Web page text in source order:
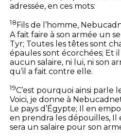
adressée, en ces mots:
18 Fils de l’homme,
A fait faire à son armée un
Tyr; Toutes les têtes sont
épaules sont écorchées; Et
aucun salaire, ni lui, ni son
qu’il a fait contre elle.
19C’est pourquoi ainsi parle
Voici, je donne à
Le pays d’Égypte; Il en
en prendra les dépouilles, Il
sera un salaire pour son